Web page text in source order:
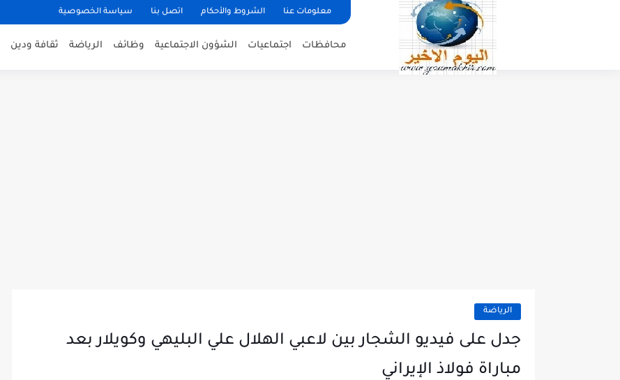
معلومات عنا الشروط والأحكام اتصل بنا سياسة الخصوصية
محافظات اجتماعيات الشؤون الاجتماعية وظائف الرياضة ثقافة ودين
الرياضة
جدل على فيديو الشجار بين لاعبي الهلال علي البليهي وكويلار بعد
مباراة فولاذ الإيراني